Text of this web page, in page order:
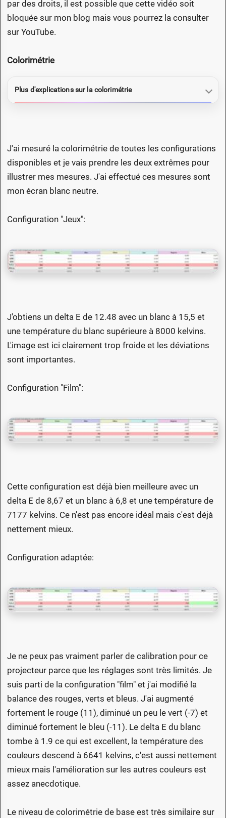
par des droits, il est possible que cette vidéo soit
bloquée sur mon blog mais vous pourrez la consulter
sur YouTube.
Colorimétrie
Plus d'explications sur la colorimétrie
J'ai mesuré la colorimétrie de toutes les configurations
disponibles et je vais prendre les deux extrêmes pour
illustrer mes mesures. J'ai effectué ces mesures sont
mon écran blanc neutre.
Configuration "Jeux":
J'obtiens un delta E de 12.48 avec un blanc à 15,5 et
une température du blanc supérieure à 8000 kelvins.
L'image est ici clairement trop froide et les déviations
sont importantes.
Configuration "Film":
Cette configuration est déjà bien meilleure avec un
delta E de 8,67 et un blanc à 6,8 et une température de
7177 kelvins. Ce n'est pas encore idéal mais c'est déjà
nettement mieux.
Configuration adaptée:
Je ne peux pas vraiment parler de calibration pour ce
projecteur parce que les réglages sont très limités. Je
suis parti de la configuration "film" et j'ai modifié la
balance des rouges, verts et bleus. J'ai augmenté
fortement le rouge (11), diminué un peu le vert (-7) et
diminué fortement le bleu (-11). Le delta E du blanc
tombe à 1.9 ce qui est excellent, la température des
couleurs descend à 6641 kelvins, c'est aussi nettement
mieux mais l'amélioration sur les autres couleurs est
assez anecdotique.
Le niveau de colorimétrie de base est très similaire sur